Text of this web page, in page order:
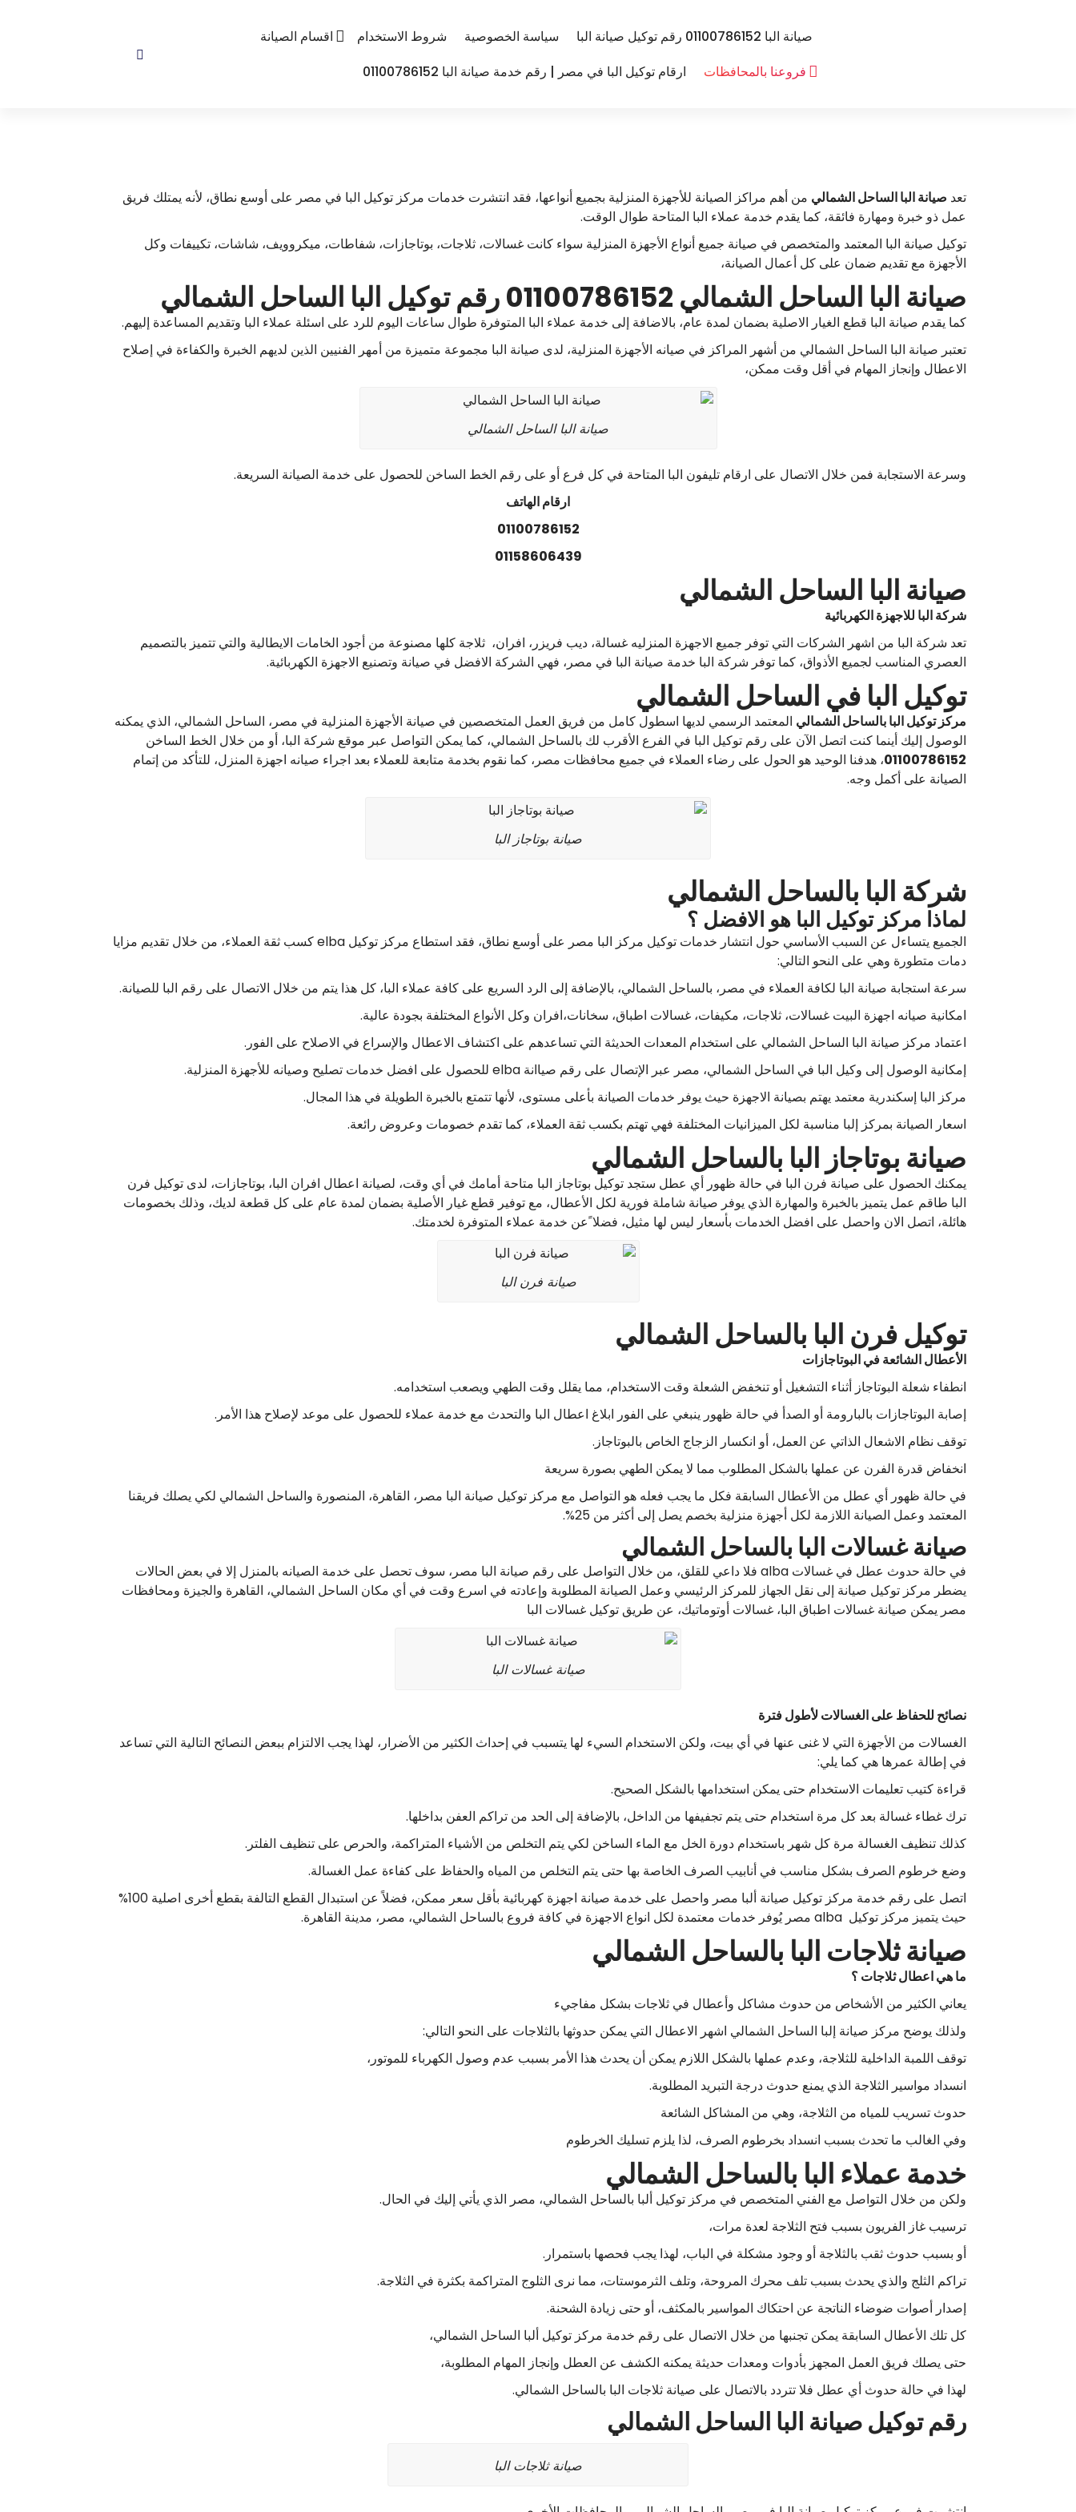
صيانة البا 01100786152 رقم توكيل صيانة البا سياسة الخصوصية شروط الاستخدام
اقسام الصيانة
فروعنا بالمحافظات
ارقام توكيل البا في مصر | رقم خدمة صيانة البا 01100786152
تعد صيانة البا الساحل الشمالي من أهم مراكز الصيانة للأجهزة المنزلية بجميع أنواعها، فقد انتشرت خدمات مركز توكيل البا في مصر على أوسع نطاق، لأنه يمتلك فريق
عمل ذو خبرة ومهارة فائقة، كما يقدم خدمة عملاء البا المتاحة طوال الوقت.
توكيل صيانة البا المعتمد والمتخصص في صيانة جميع أنواع الأجهزة المنزلية سواء كانت غسالات، ثلاجات، بوتاجازات، شفاطات، ميكروويف، شاشات، تكييفات وكل
الأجهزة مع تقديم ضمان على كل أعمال الصيانة،
صيانة البا الساحل الشمالي 01100786152 رقم توكيل البا الساحل الشمالي
كما يقدم صيانة البا قطع الغيار الاصلية بضمان لمدة عام، بالاضافة إلى خدمة عملاء البا المتوفرة طوال ساعات اليوم للرد على اسئلة عملاء البا وتقديم المساعدة إليهم.
تعتبر صيانة البا الساحل الشمالي من أشهر المراكز في صيانه الأجهزة المنزلية، لدى صيانة البا مجموعة متميزة من أمهر الفنيين الذين لديهم الخبرة والكفاءة في إصلاح
الاعطال وإنجاز المهام في أقل وقت ممكن،
صيانة البا الساحل الشمالي
وسرعة الاستجابة فمن خلال الاتصال على ارقام تليفون البا المتاحة في كل فرع أو على رقم الخط الساخن للحصول على خدمة الصيانة السريعة.
ارقام الهاتف
01100786152
01158606439
صيانة البا الساحل الشمالي
شركة البا للاجهزة الكهربائية
تعد شركة البا من اشهر الشركات التي توفر جميع الاجهزة المنزليه غسالة، ديب فريزر، افران، ثلاجة كلها مصنوعة من أجود الخامات الايطالية والتي تتميز بالتصميم
العصري المناسب لجميع الأذواق، كما توفر شركة البا خدمة صيانة البا في مصر، فهي الشركة الافضل في صيانة وتصنيع الاجهزة الكهربائية.
توكيل البا في الساحل الشمالي
مركز توكيل البا بالساحل الشمالي المعتمد الرسمي لديها اسطول كامل من فريق العمل المتخصصين في صيانة الأجهزة المنزلية في مصر، الساحل الشمالي، الذي يمكنه
الوصول إليك أينما كنت اتصل الآن على رقم توكيل البا في الفرع الأقرب لك بالساحل الشمالي، كما يمكن التواصل عبر موقع شركة البا، أو من خلال الخط الساخن
01100786152، هدفنا الوحيد هو الحول على رضاء العملاء في جميع محافظات مصر، كما نقوم بخدمة متابعة للعملاء بعد اجراء صيانه اجهزة المنزل، للتأكد من إتمام
الصيانة على أكمل وجه.
صيانة بوتاجاز البا
شركة البا بالساحل الشمالي
لماذا مركز توكيل البا هو الافضل ؟
الجميع يتساءل عن السبب الأساسي حول انتشار خدمات توكيل مركز البا مصر على أوسع نطاق، فقد استطاع مركز توكيل elba كسب ثقة العملاء، من خلال تقديم مزايا
دمات متطورة وهي على النحو التالي:
سرعة استجابة صيانة البا لكافة العملاء في مصر، بالساحل الشمالي، بالإضافة إلى الرد السريع على كافة عملاء البا، كل هذا يتم من خلال الاتصال على رقم البا للصيانة.
امكانية صيانه اجهزة البيت غسالات، ثلاجات، مكيفات، غسالات اطباق، سخانات،افران وكل الأنواع المختلفة بجودة عالية.
اعتماد مركز صيانة البا الساحل الشمالي على استخدام المعدات الحديثة التي تساعدهم على اكتشاف الاعطال والإسراع في الاصلاح على الفور.
إمكانية الوصول إلى وكيل البا في الساحل الشمالي، مصر عبر الإتصال على رقم صياانة elba للحصول على افضل خدمات تصليح وصيانه للأجهزة المنزلية.
مركز البا إسكندرية معتمد يهتم بصيانة الاجهزة حيث يوفر خدمات الصيانة بأعلى مستوى، لأنها تتمتع بالخبرة الطويلة في هذا المجال.
اسعار الصيانة بمركز إلبا مناسبة لكل الميزانيات المختلفة فهي تهتم بكسب ثقة العملاء، كما تقدم خصومات وعروض رائعة.
صيانة بوتاجاز البا بالساحل الشمالي
يمكنك الحصول على صيانة فرن البا في حالة ظهور أي عطل ستجد توكيل بوتاجاز البا متاحة أمامك في أي وقت، لصيانة اعطال افران البا، بوتاجازات، لدى توكيل فرن
البا طاقم عمل يتميز بالخبرة والمهارة الذي يوفر صيانة شاملة فورية لكل الأعطال، مع توفير قطع غيار الأصلية بضمان لمدة عام على كل قطعة لديك، وذلك بخصومات
هائلة، اتصل الان واحصل على افضل الخدمات بأسعار ليس لها مثيل، فضلا ًعن خدمة عملاء المتوفرة لخدمتك.
صيانة فرن البا
توكيل فرن البا بالساحل الشمالي
الأعطال الشائعة في البوتاجازات
انطفاء شعلة البوتاجاز أثناء التشغيل أو تنخفض الشعلة وقت الاستخدام، مما يقلل وقت الطهي ويصعب استخدامه.
إصابة البوتاجازات بالبارومة أو الصدأ في حالة ظهور ينبغي على الفور ابلاغ اعطال البا والتحدث مع خدمة عملاء للحصول على موعد لإصلاح هذا الأمر.
توقف نظام الاشعال الذاتي عن العمل، أو انكسار الزجاج الخاص بالبوتاجاز.
انخفاض قدرة الفرن عن عملها بالشكل المطلوب مما لا يمكن الطهي بصورة سريعة
في حالة ظهور أي عطل من الأعطال السابقة فكل ما يجب فعله هو التواصل مع مركز توكيل صيانة البا مصر، القاهرة، المنصورة والساحل الشمالي لكي يصلك فريقنا
المعتمد وعمل الصيانة اللازمة لكل أجهزة منزلية بخصم يصل إلى أكثر من 25%.
صيانة غسالات البا بالساحل الشمالي
في حالة حدوث عطل في غسالات alba فلا داعي للقلق، من خلال التواصل على رقم صيانة البا مصر، سوف تحصل على خدمة الصيانه بالمنزل إلا في بعض الحالات
يضطر مركز توكيل صيانة إلى نقل الجهاز للمركز الرئيسي وعمل الصيانة المطلوبة وإعادته في اسرع وقت في أي مكان الساحل الشمالي، القاهرة والجيزة ومحافظات
مصر يمكن صيانة غسالات اطباق البا، غسالات أوتوماتيك، عن طريق توكيل غسالات البا
صيانة غسالات البا
نصائح للحفاظ على الغسالات لأطول فترة
الغسالات من الأجهزة التي لا غنى عنها في أي بيت، ولكن الاستخدام السيء لها يتسبب في إحداث الكثير من الأضرار، لهذا يجب الالتزام ببعض النصائح التالية التي تساعد
في إطالة عمرها هي كما يلي:
قراءة كتيب تعليمات الاستخدام حتى يمكن استخدامها بالشكل الصحيح.
ترك غطاء غسالة بعد كل مرة استخدام حتى يتم تجفيفها من الداخل، بالإضافة إلى الحد من تراكم العفن بداخلها.
كذلك تنظيف الغسالة مرة كل شهر باستخدام دورة الخل مع الماء الساخن لكي يتم التخلص من الأشياء المتراكمة، والحرص على تنظيف الفلتر.
وضع خرطوم الصرف بشكل مناسب في أنابيب الصرف الخاصة بها حتى يتم التخلص من المياه والحفاظ على كفاءة عمل الغسالة.
اتصل على رقم خدمة مركز توكيل صيانة ألبا مصر واحصل على خدمة صيانة اجهزة كهربائية بأقل سعر ممكن، فضلاً عن استبدال القطع التالفة بقطع أخرى اصلية 100%
حيث يتميز مركز توكيل alba مصر يُوفر خدمات معتمدة لكل انواع الاجهزة في كافة فروع بالساحل الشمالي، مصر، مدينة القاهرة.
صيانة ثلاجات البا بالساحل الشمالي
ما هي اعطال ثلاجات ؟
يعاني الكثير من الأشخاص من حدوث مشاكل وأعطال في ثلاجات بشكل مفاجيء
ولذلك يوضح مركز صيانة إلبا الساحل الشمالي اشهر الاعطال التي يمكن حدوثها بالثلاجات على النحو التالي:
توقف اللمبة الداخلية للثلاجة، وعدم عملها بالشكل اللازم يمكن أن يحدث هذا الأمر بسبب عدم وصول الكهرباء للموتور،
انسداد مواسير الثلاجة الذي يمنع حدوث درجة التبريد المطلوبة.
حدوث تسريب للمياه من الثلاجة، وهي من المشاكل الشائعة
وفي الغالب ما تحدث بسبب انسداد بخرطوم الصرف، لذا يلزم تسليك الخرطوم
خدمة عملاء البا بالساحل الشمالي
ولكن من خلال التواصل مع الفني المتخصص في مركز توكيل ألبا بالساحل الشمالي، مصر الذي يأتي إليك في الحال.
ترسيب غاز الفريون بسبب فتح الثلاجة لعدة مرات،
أو بسبب حدوث ثقب بالثلاجة أو وجود مشكلة في الباب، لهذا يجب فحصها باستمرار.
تراكم الثلج والذي يحدث بسبب تلف محرك المروحة، وتلف الثرموستات، مما نرى الثلوج المتراكمة بكثرة في الثلاجة.
إصدار أصوات ضوضاء الناتجة عن احتكاك المواسير بالمكثف، أو حتى زيادة الشحنة.
كل تلك الأعطال السابقة يمكن تجنبها من خلال الاتصال على رقم خدمة مركز توكيل ألبا الساحل الشمالي،
حتى يصلك فريق العمل المجهز بأدوات ومعدات حديثة يمكنه الكشف عن العطل وإنجاز المهام المطلوبة،
لهذا في حالة حدوث أي عطل فلا تتردد بالاتصال على صيانة ثلاجات البا بالساحل الشمالي.
رقم توكيل صيانة البا الساحل الشمالي
صيانة ثلاجات البا